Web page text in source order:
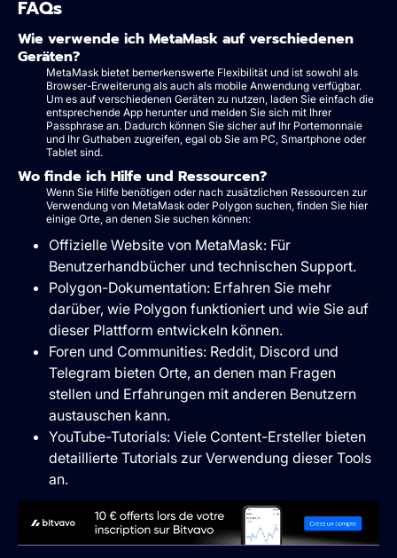
FAQs
Wie verwende ich MetaMask auf verschiedenen
Geräten?
MetaMask bietet bemerkenswerte Flexibilität und ist sowohl als
Browser-Erweiterung als auch als mobile Anwendung verfügbar.
Um es auf verschiedenen Geräten zu nutzen, laden Sie einfach die
entsprechende App herunter und melden Sie sich mit Ihrer
Passphrase an. Dadurch können Sie sicher auf Ihr Portemonnaie
und Ihr Guthaben zugreifen, egal ob Sie am PC, Smartphone oder
Tablet sind.
Wo finde ich Hilfe und Ressourcen?
Wenn Sie Hilfe benötigen oder nach zusätzlichen Ressourcen zur
Verwendung von MetaMask oder Polygon suchen, finden Sie hier
einige Orte, an denen Sie suchen können:
Offizielle Website von MetaMask: Für
Benutzerhandbücher und technischen Support.
Polygon-Dokumentation: Erfahren Sie mehr
darüber, wie Polygon funktioniert und wie Sie auf
dieser Plattform entwickeln können.
Foren und Communities: Reddit, Discord und
Telegram bieten Orte, an denen man Fragen
stellen und Erfahrungen mit anderen Benutzern
austauschen kann.
YouTube-Tutorials: Viele Content-Ersteller bieten
detaillierte Tutorials zur Verwendung dieser Tools
an.